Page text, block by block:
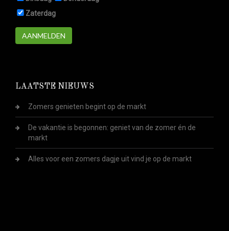
Zaterdag
AANMELDEN
LAATSTE NIEUWS
Zomers genieten begint op de markt
De vakantie is begonnen: geniet van de zomer én de
markt
Alles voor een zomers dagje uit vind je op de markt